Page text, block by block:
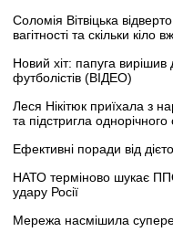
Соломія Вітвіцька
вагітності та скільки кіло
Новий хіт: папуга
футболістів (ВІДЕО)
Леся Нікітюк приїхала з
та підстригла однорічного
Ефективні поради від
НАТО терміново шукає
удару Росії
Мережа насмішила